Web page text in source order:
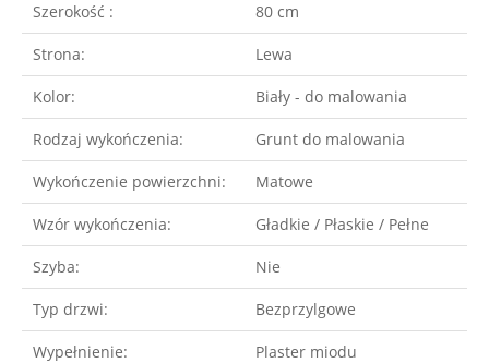
Szerokość : 80 cm
Strona: Lewa
Kolor: Biały - do malowania
Rodzaj wykończenia: Grunt do malowania
Wykończenie powierzchni: Matowe
Wzór wykończenia: Gładkie / Płaskie / Pełne
Szyba: Nie
Typ drzwi: Bezprzylgowe
Wypełnienie: Plaster miodu